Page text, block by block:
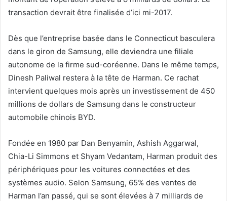
transaction devrait être finalisée d’ici mi-2017.
Dès que l’entreprise basée dans le Connecticut basculera
dans le giron de Samsung, elle deviendra une filiale
autonome de la firme sud-coréenne. Dans le même temps,
Dinesh Paliwal restera à la tête de Harman. Ce rachat
intervient quelques mois après un investissement de 450
millions de dollars de Samsung dans le constructeur
automobile chinois BYD.
Fondée en 1980 par Dan Benyamin, Ashish Aggarwal,
Chia-Li Simmons et Shyam Vedantam, Harman produit des
périphériques pour les voitures connectées et des
systèmes audio. Selon Samsung, 65% des ventes de
Harman l’an passé, qui se sont élevées à 7 milliards de